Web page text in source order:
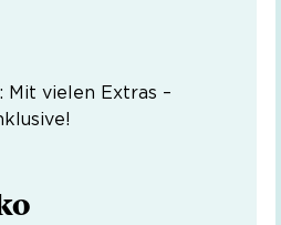
Mit vielen Extras –